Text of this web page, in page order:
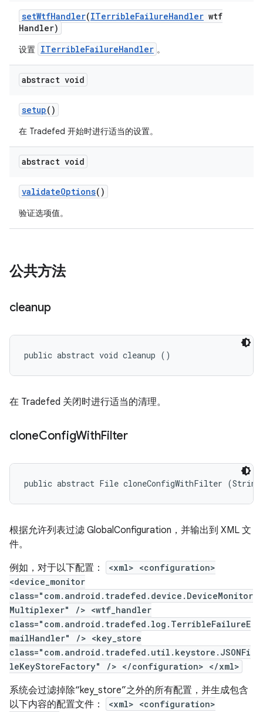
setWtfHandler(ITerribleFailureHandler wtf
Handler)
设置 ITerribleFailureHandler 。
abstract void
setup()
在 Tradefed 开始时进行适当的设置。
abstract void
validateOptions()
验证选项值。
公共方法
cleanup
public abstract void cleanup ()
在 Tradefed 关闭时进行适当的清理。
cloneConfigWithFilter
public abstract File cloneConfigWithFilter
根据允许列表过滤 GlobalConfiguration，并输出到 XML 文
件。
例如，对于以下配置：
<xml> <configuration>
<device_monitor
class="com.android.tradefed.device.DeviceMonitor
Multiplexer" /> <wtf_handler
class="com.android.tradefed.log.TerribleFailureE
mailHandler" /> <key_store
class="com.android.tradefed.util.keystore.JSONFi
leKeyStoreFactory" /> </configuration> </xml>
系统会过滤掉除“key_store”之外的所有配置，并生成包含
以下内容的配置文件：
<xml> <configuration>